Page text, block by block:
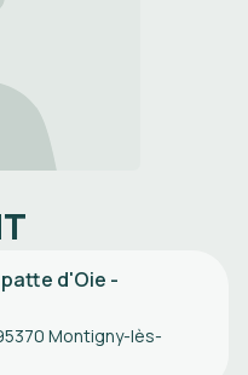
d'Oie -
Montigny-lès-